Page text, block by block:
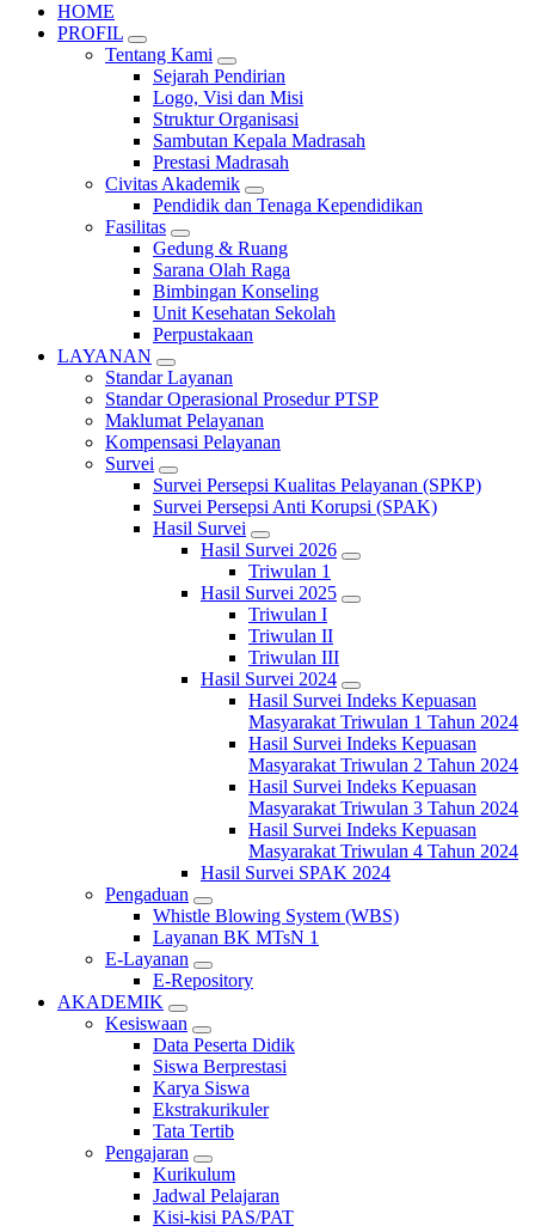
HOME
PROFIL
Tentang Kami
Sejarah Pendirian
Logo, Visi dan Misi
Struktur Organisasi
Sambutan Kepala Madrasah
Prestasi Madrasah
Civitas Akademik
Pendidik dan Tenaga Kependidikan
Fasilitas
Gedung & Ruang
Sarana Olah Raga
Bimbingan Konseling
Unit Kesehatan Sekolah
Perpustakaan
LAYANAN
Standar Layanan
Standar Operasional Prosedur PTSP
Maklumat Pelayanan
Kompensasi Pelayanan
Survei
Survei Persepsi Kualitas Pelayanan (SPKP)
Survei Persepsi Anti Korupsi (SPAK)
Hasil Survei
Hasil Survei 2026
Triwulan 1
Hasil Survei 2025
Triwulan I
Triwulan II
Triwulan III
Hasil Survei 2024
Hasil Survei Indeks Kepuasan
Masyarakat Triwulan 1 Tahun 2024
Hasil Survei Indeks Kepuasan
Masyarakat Triwulan 2 Tahun 2024
Hasil Survei Indeks Kepuasan
Masyarakat Triwulan 3 Tahun 2024
Hasil Survei Indeks Kepuasan
Masyarakat Triwulan 4 Tahun 2024
Hasil Survei SPAK 2024
Pengaduan
Whistle Blowing System (WBS)
Layanan BK MTsN 1
E-Layanan
E-Repository
AKADEMIK
Kesiswaan
Data Peserta Didik
Siswa Berprestasi
Karya Siswa
Ekstrakurikuler
Tata Tertib
Pengajaran
Kurikulum
Jadwal Pelajaran
Kisi-kisi PAS/PAT